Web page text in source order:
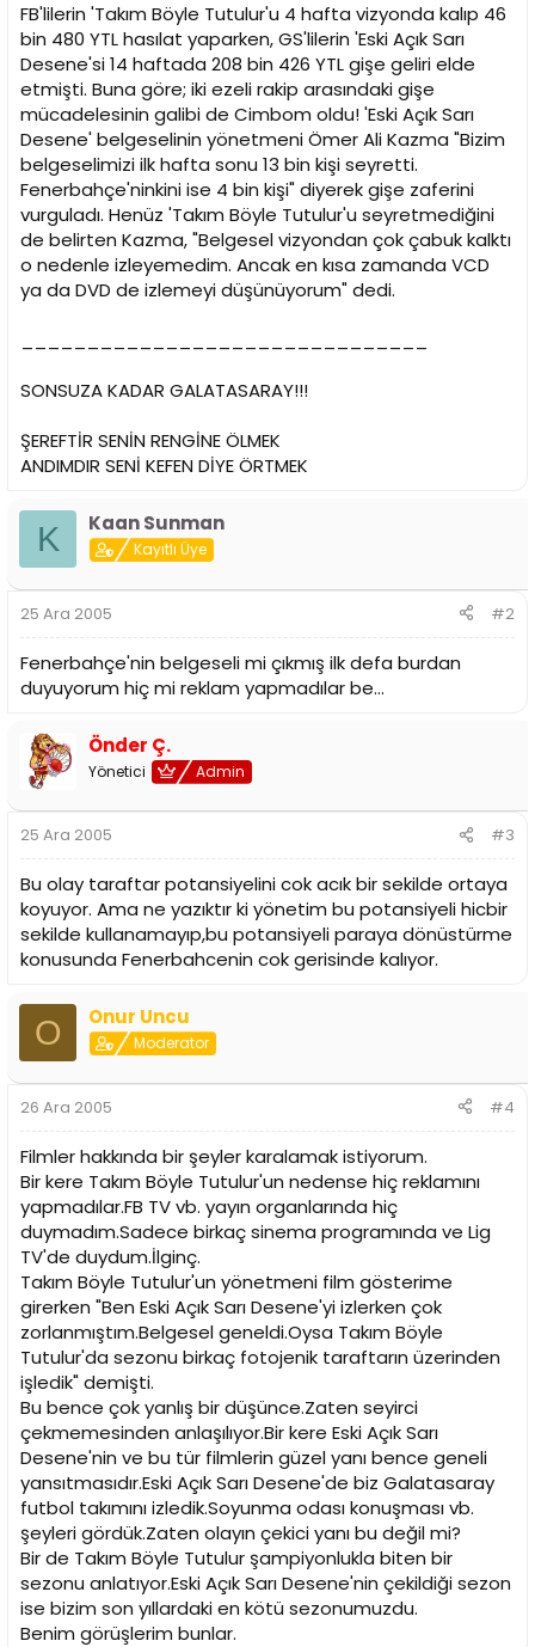
FB'lilerin 'Takım Böyle Tutulur'u 4 hafta vizyonda kalıp 46
bin 480 YTL hasılat yaparken, GS'lilerin 'Eski Açık Sarı
Desene'si 14 haftada 208 bin 426 YTL gişe geliri elde
etmişti. Buna göre; iki ezeli rakip arasındaki gişe
mücadelesinin galibi de Cimbom oldu! 'Eski Açık Sarı
Desene' belgeselinin yönetmeni Ömer Ali Kazma "Bizim
belgeselimizi ilk hafta sonu 13 bin kişi seyretti.
Fenerbahçe'ninkini ise 4 bin kişi" diyerek gişe zaferini
vurguladı. Henüz 'Takım Böyle Tutulur'u seyretmediğini
de belirten Kazma, "Belgesel vizyondan çok çabuk kalktı
o nedenle izleyemedim. Ancak en kısa zamanda VCD
ya da DVD de izlemeyi düşünüyorum" dedi.
SONSUZA KADAR GALATASARAY!!!
ŞEREFTİR SENİN RENGİNE ÖLMEK
ANDIMDIR SENİ KEFEN DİYE ÖRTMEK
K Kaan Sunman
Kayıtlı Üye
25 Ara 2005 #2
Fenerbahçe'nin belgeseli mi çıkmış ilk defa burdan
duyuyorum hiç mi reklam yapmadılar be...
Önder Ç.
Yönetici Admin
25 Ara 2005 #3
Bu olay taraftar potansiyelini cok acık bir sekilde ortaya
koyuyor. Ama ne yazıktır ki yönetim bu potansiyeli hicbir
sekilde kullanamayıp,bu potansiyeli paraya dönüstürme
konusunda Fenerbahcenin cok gerisinde kalıyor.
O Onur Uncu
Moderator
26 Ara 2005 #4
Filmler hakkında bir şeyler karalamak istiyorum.
Bir kere Takım Böyle Tutulur'un nedense hiç reklamını
yapmadılar.FB TV vb. yayın organlarında hiç
duymadım.Sadece birkaç sinema programında ve Lig
TV'de duydum.İlginç.
Takım Böyle Tutulur'un yönetmeni film gösterime
girerken "Ben Eski Açık Sarı Desene'yi izlerken çok
zorlanmıştım.Belgesel geneldi.Oysa Takım Böyle
Tutulur'da sezonu birkaç fotojenik taraftarın üzerinden
işledik" demişti.
Bu bence çok yanlış bir düşünce.Zaten seyirci
çekmemesinden anlaşılıyor.Bir kere Eski Açık Sarı
Desene'nin ve bu tür filmlerin güzel yanı bence geneli
yansıtmasıdır.Eski Açık Sarı Desene'de biz Galatasaray
futbol takımını izledik.Soyunma odası konuşması vb.
şeyleri gördük.Zaten olayın çekici yanı bu değil mi?
Bir de Takım Böyle Tutulur şampiyonlukla biten bir
sezonu anlatıyor.Eski Açık Sarı Desene'nin çekildiği sezon
ise bizim son yıllardaki en kötü sezonumuzdu.
Benim görüşlerim bunlar.